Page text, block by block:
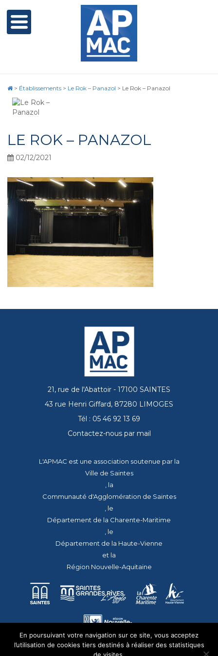
> Établissements > Le Rok – Panazol > Le Rok – Panazol
LE ROK – PANAZOL
02/12/2021
21, rue de l'Abattoir - 17100 SAINTES
43 rue Henri Giffard, 87280 LIMOGES
Tél : 05 46 92 13 69
Contactez-nous par mail
L'APMAC est une association soutenue par la
Ville de Saintes
, la
Communauté d'Agglomération de Saintes
, le
Département de la Charente-Maritime
, le
Département de la Haute-Vienne
et la
Région Nouvelle-Aquitaine
En poursuivant votre navigation sur ce site, vous acceptez
l’utilisation de cookies tiers destinés à réaliser des statistiques